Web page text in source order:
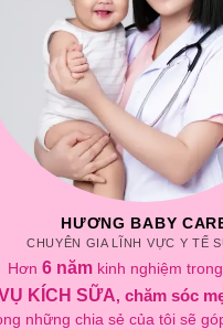
HƯƠNG BABY
CHUYÊN GIA LĨNH VỰC Y TẾ
Hơn 6 nămkinh nghiệm
KÍCH SỮA, chăm sóc
những chia sẻ của tôi sẽ